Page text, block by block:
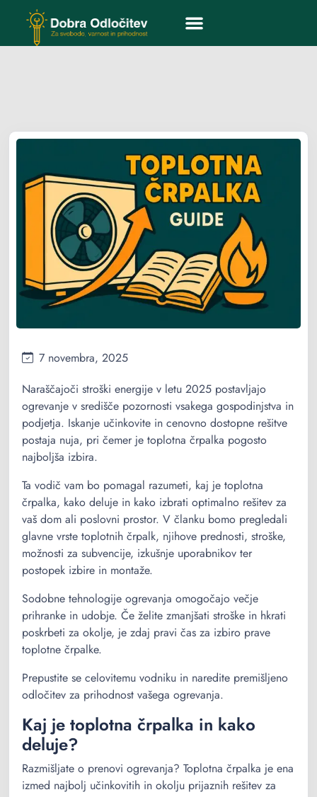
7 novembra, 2025
Naraščajoči stroški energije v letu 2025 postavljajo
ogrevanje v središče pozornosti vsakega gospodinjstva in
podjetja. Iskanje učinkovite in cenovno dostopne rešitve
postaja nuja, pri čemer je toplotna črpalka pogosto
najboljša izbira.
Ta vodič vam bo pomagal razumeti, kaj je toplotna
črpalka, kako deluje in kako izbrati optimalno rešitev za
vaš dom ali poslovni prostor. V članku bomo pregledali
glavne vrste toplotnih črpalk, njihove prednosti, stroške,
možnosti za subvencije, izkušnje uporabnikov ter
postopek izbire in montaže.
Sodobne tehnologije ogrevanja omogočajo večje
prihranke in udobje. Če želite zmanjšati stroške in hkrati
poskrbeti za okolje, je zdaj pravi čas za izbiro prave
toplotne črpalke.
Prepustite se celovitemu vodniku in naredite premišljeno
odločitev za prihodnost vašega ogrevanja.
Kaj je toplotna črpalka in kako
deluje?
Razmišljate o prenovi ogrevanja? Toplotna črpalka je ena
izmed najbolj učinkovitih in okolju prijaznih rešitev za